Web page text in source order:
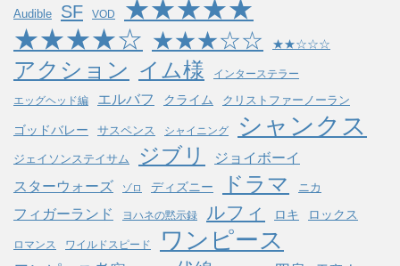
Audible SF VOD ★★★★★
★★★★☆ ★★★☆☆ ★★☆☆☆
アクション イム様 インターステラー
エッグヘッド編 エルバフ クライム クリストファーノーラン
ゴッドバレー サスペンス シャイニング シャンクス
ジェイソンステイサム ジブリ ジョイボーイ
スターウォーズ ゾロ ディズニー ドラマ ニカ
フィガーランド ヨハネの黙示録 ルフィ ロキ ロックス
ロマンス ワイルドスピード ワンピース